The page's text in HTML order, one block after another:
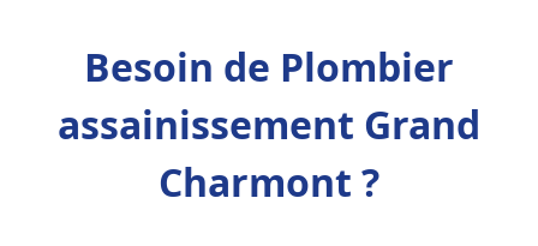
Besoin de Plombier
assainissement Grand
Charmont ?